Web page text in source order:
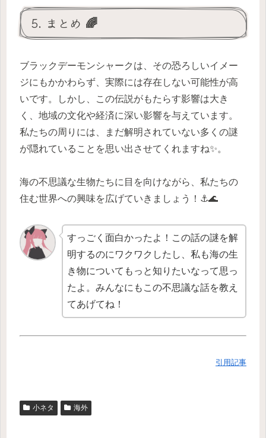
5. まとめ 🌈
ブラックデーモンシャークは、その恐ろしいイメー
ジにもかかわらず、実際には存在しない可能性が高
いです。しかし、この伝説がもたらす影響は大き
く、地域の文化や経済に深い影響を与えています。
私たちの周りには、まだ解明されていない多くの謎
が隠れていることを思い出させてくれますね✨。
海の不思議な生物たちに目を向けながら、私たちの
住む世界への興味を広げていきましょう！⚓🌊
すっごく面白かったよ！この話の謎を解
明するのにワクワクしたし、私も海の生
き物についてもっと知りたいなって思っ
たよ。みんなにもこの不思議な話を教え
てあげてね！
引用記事
小ネタ 海外